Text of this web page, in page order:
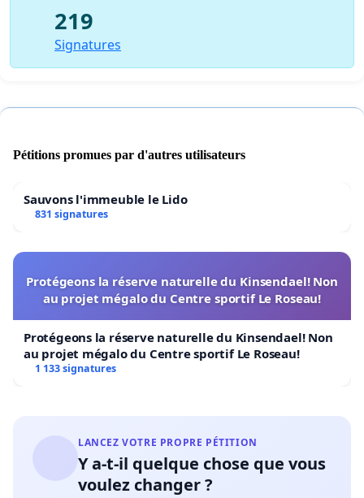
219
Signatures
Pétitions promues par d'autres utilisateurs
Sauvons l'immeuble le Lido
831 signatures
Protégeons la réserve naturelle du Kinsendael! Non
au projet mégalo du Centre sportif Le Roseau!
Protégeons la réserve naturelle du Kinsendael! Non
au projet mégalo du Centre sportif Le Roseau!
1 133 signatures
LANCEZ VOTRE PROPRE PÉTITION
Y a-t-il quelque chose que vous
voulez changer ?